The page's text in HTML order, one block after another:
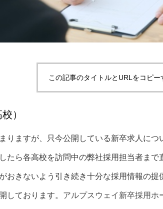
この記事のタイトルとURLをコピー
）
りますが、只今公開している新卒求人につ
たら各高校を訪問中の弊社採用担当者ま
おきないよう引き続き十分な採用情報の
しております。 アルプスウェイ新卒採用ホ